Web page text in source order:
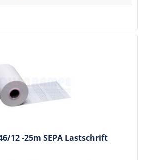
12 -25m SEPA Lastschrift